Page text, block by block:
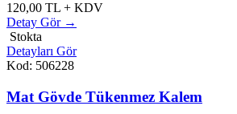
120,00 TL + KDV
Detay Gör →
Stokta
Detayları Gör
Kod: 506228
Mat Gövde Tükenmez Kalem